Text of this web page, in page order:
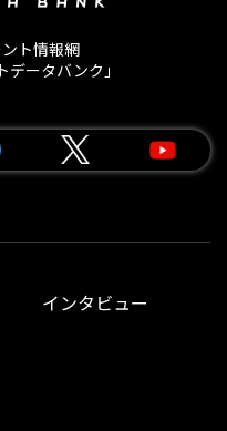
ト情報網
ータバンク」
インタビュー